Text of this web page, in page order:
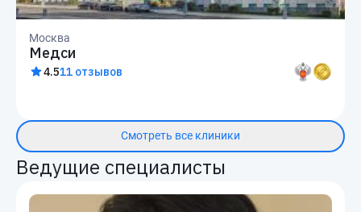
Москва
Медси
4.511 отзывов
Смотреть все клиники
Ведущие специалисты